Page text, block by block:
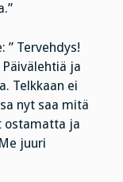
” Tervehdys!
ja
Telkkaan ei
nyt saa mitä
ostamatta ja
juuri